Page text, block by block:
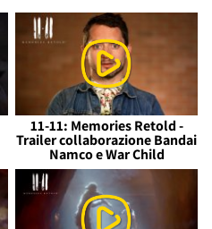
11-11: Memories Retold -
Trailer collaborazione Bandai
Namco e War Child